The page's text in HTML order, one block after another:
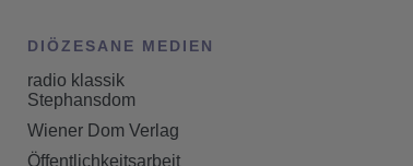
DIÖZESANE MEDIEN
radio klassik
Stephansdom
Wiener Dom Verlag
Öffentlichkeitsarbeit